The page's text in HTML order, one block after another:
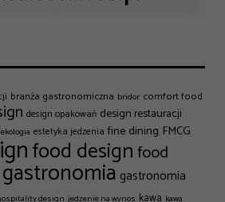
branża gastronomiczna bridor comfort food
design opakowań design restauracji
ekologia estetyka jedzenia fine dining FMCG
food designfood
gastronomia gastronomia
design jedzenie na wynos kawa kawa